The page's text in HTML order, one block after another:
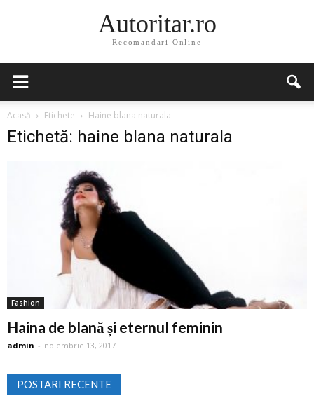
Autoritar.ro
Recomandari Online
Acasă Etichete Haine blana naturala
Etichetă: haine blana naturala
Fashion
Haina de blană și eternul feminin
admin - noiembrie 13, 2017
POSTARI RECENTE